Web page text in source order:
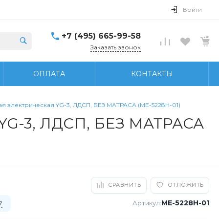
Войти
+7 (495) 665-99-58
Заказать звонок
ОПЛАТА КОНТАКТЫ
электрическая YG-3, ЛДСП, БЕЗ МАТРАСА (МЕ-5228Н-01)
YG-3, ЛДСП, БЕЗ МАТРАСА
СРАВНИТЬ ОТЛОЖИТЬ
Артикул:МЕ-5228Н-01